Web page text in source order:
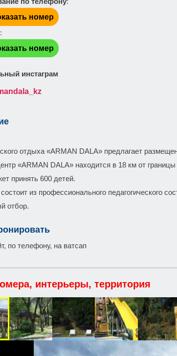
номер
:
номер
инстаграм
отдыха «ARMAN DALA» предлагает
«ARMAN DALA» находится в 18 км от
принять 600 детей.
из профессионального педагогического
отбор.
по телефону, на ватсап
интерьеры, территория